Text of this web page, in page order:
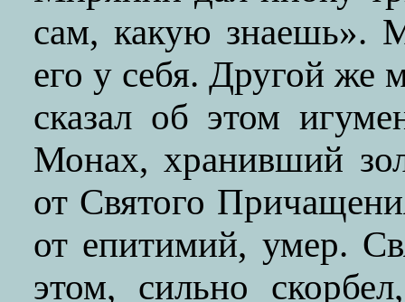
сам, какую знаешь».
его у себя. Другой же
сказал об этом
Монах, хранивший
от Святого
от епитимий, умер.
этом, сильно